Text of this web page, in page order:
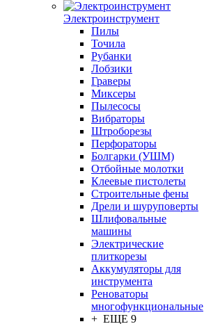
Электроинструмент
Пилы
Точила
Рубанки
Лобзики
Граверы
Миксеры
Пылесосы
Вибраторы
Штроборезы
Перфораторы
Болгарки (УШМ)
Отбойные молотки
Клеевые пистолеты
Строительные фены
Дрели и шуруповерты
Шлифовальные
машины
Электрические
плиткорезы
Аккумуляторы для
инструмента
Реноваторы
многофункциональные
+ ЕЩЕ 9